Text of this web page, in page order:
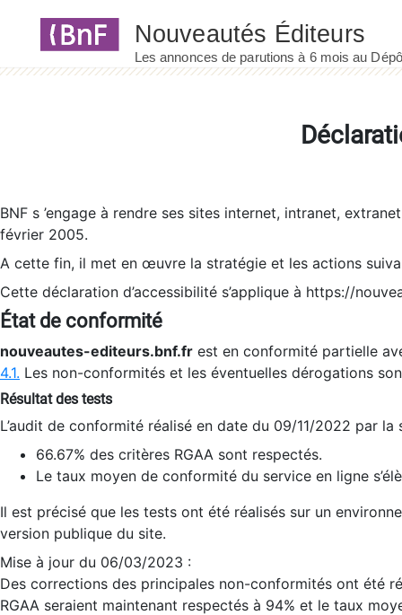
BNF s ’engage à rendre ses sites internet, intranet,
février 2005.
A cette fin, il met en œuvre la stratégie et les actions
Cette déclaration d’accessibilité s’applique à https://
État de conformité
nouveautes-editeurs.bnf.fr est en conformité partielle
4.1. Les non-conformités et les éventuelles dérogations
Résultat des tests
L’audit de conformité réalisé en date du 09/11/2022 par
66.67% des critères RGAA sont respectés.
Le taux moyen de conformité du service en ligne
Il est précisé que les tests ont été réalisés sur un
version publique du site.
Mise à jour du 06/03/2023 :
Des corrections des principales non-conformités ont été
RGAA seraient maintenant respectés à 94% et le taux